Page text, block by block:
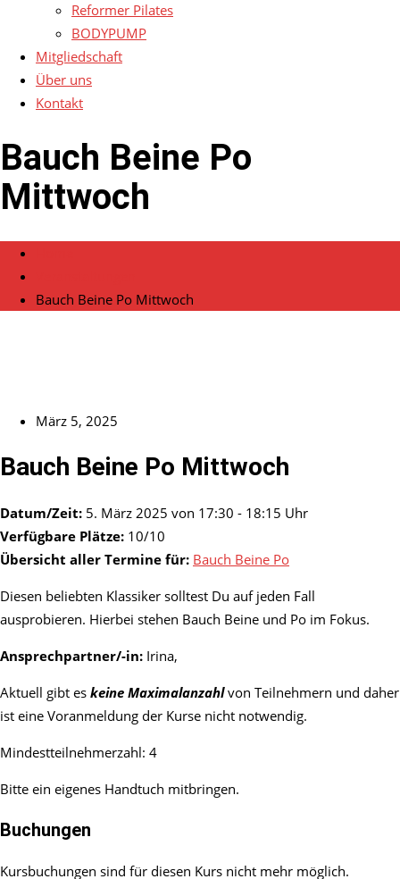
Reformer Pilates
BODYPUMP
Mitgliedschaft
Über uns
Kontakt
Bauch Beine Po
Mittwoch
Bauch Beine Po Mittwoch
März 5, 2025
Bauch Beine Po Mittwoch
Datum/Zeit: 5. März 2025 von 17:30 - 18:15 Uhr
Verfügbare Plätze: 10/10
Übersicht aller Termine für: Bauch Beine Po
Diesen beliebten Klassiker solltest Du auf jeden Fall
ausprobieren. Hierbei stehen Bauch Beine und Po im Fokus.
Ansprechpartner/-in: Irina,
Aktuell gibt es keine Maximalanzahlvon Teilnehmern und daher
ist eine Voranmeldung der Kurse nicht notwendig.
Mindestteilnehmerzahl: 4
Bitte ein eigenes Handtuch mitbringen.
Buchungen
Kursbuchungen sind für diesen Kurs nicht mehr möglich.